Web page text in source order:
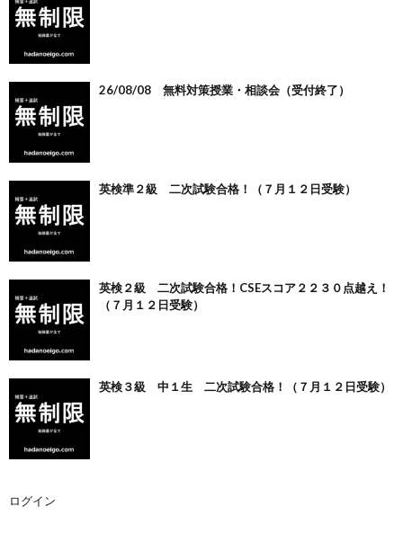
26/08/08 無料対策授業・相談会（受付終了）
英検準２級 二次試験合格！（７月１２日受験）
英検２級 二次試験合格！CSEスコア２２３０点越え！
（７月１２日受験）
英検３級 中１生 二次試験合格！（７月１２日受験）
ログイン